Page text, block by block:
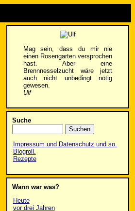
Mag sein, dass du mir nie
einen Rosengarten versprochen
hast. Aber eine
Brennnesselzucht wäre jetzt
auch nicht unbedingt nötig
gewesen.
Ulf
Suche
Impressum und Datenschutz und so.
Blogroll.
Rezepte
Wann war was?
Heute
vor drei Jahren